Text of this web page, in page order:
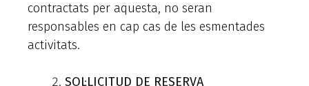
contractats per aquesta, no seran
responsables en cap cas de les esmentades
activitats.
SOL·LICITUD DE RESERVA